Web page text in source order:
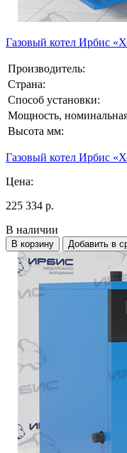
Газовый котел Ирбис
Производитель:
Страна:
Способ установки:
Мощность,
Высота мм:
Газовый котел Ирбис
Цена:
225 334 р.
В наличии
В корзину Добавить в